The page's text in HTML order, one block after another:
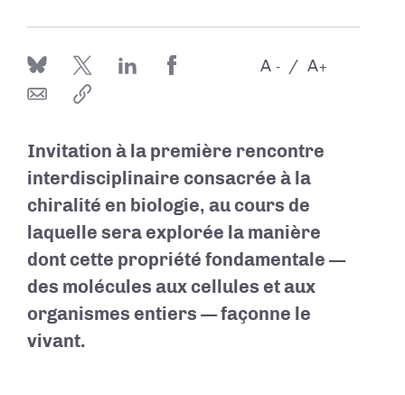
-
A +
A
Invitation à la première rencontre
interdisciplinaire consacrée à la
chiralité en biologie, au cours de
laquelle sera explorée la manière
dont cette propriété fondamentale —
des molécules aux cellules et aux
organismes entiers — façonne le
vivant.